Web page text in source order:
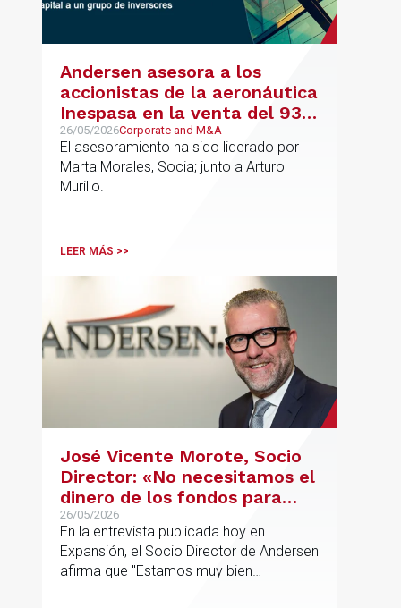
Andersen asesora a los
accionistas de la aeronáutica
Inespasa en la venta del 93%
del capital a un grupo de
inversores
26/05/2026Corporate and M&A
El asesoramiento ha sido liderado por
Marta Morales, Socia; junto a Arturo
Murillo.
LEER MÁS >>
José Vicente Morote, Socio
Director: «No necesitamos el
dinero de los fondos para
desarrollar nuestro
proyecto»
26/05/2026
En la entrevista publicada hoy en
Expansión, el Socio Director de Andersen
afirma que "Estamos muy bien